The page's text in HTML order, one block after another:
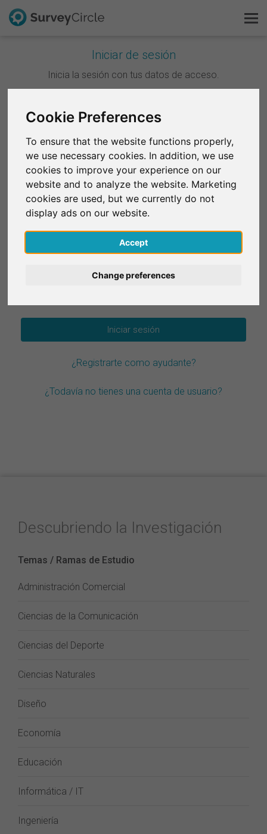
Cookie Preferences
To ensure that the website functions properly,
we use necessary cookies. In addition, we use
cookies to improve your experience on our
website and to analyze the website. Marketing
cookies are used, but we currently do not
display ads on our website.
Accept
Change preferences
Iniciar de sesión
Inicia la sesión con tus datos de acceso.
Continuar con Google
Continuar con Facebook
O
Correo electrónico*
Contraseña*
¿Registrarte como ayudante?
¿Todavía no tienes una cuenta de usuario?
Descubriendo la Investigación
Temas / Ramas de Estudio
Administración Comercial
Ciencias de la Comunicación
Ciencias del Deporte
Ciencias Naturales
Diseño
Economía
Educación
Informática / IT
Ingeniería
Esto es SurveyCircle
FAQ
Regístrate gratis
English
Deutsch
Italiano